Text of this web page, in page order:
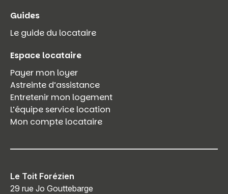
Guides
Le guide du locataire
Espace locataire
Payer mon loyer
Astreinte d’assistance
Entretenir mon logement
L’équipe service location
Mon compte locataire
Le Toit Forézien
29 rue Jo Gouttebarge